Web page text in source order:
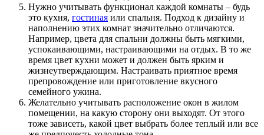
Нужно учитывать функционал каждой комнаты – будь
это кухня, гостиная или спальня. Подход к дизайну и
наполнению этих комнат значительно отличаются.
Например, цвета для спальни должны быть мягкими,
успокаивающими, настраивающими на отдых. В то же
время цвет кухни может и должен быть ярким и
жизнеутверждающим. Настраивать приятное время
препровождение или приготовление вкусного
семейного ужина.
Желательно учитывать расположение окон в жилом
помещении, на какую сторону они выходят. От этого
тоже зависеть, какой цвет выбрать более теплый или все